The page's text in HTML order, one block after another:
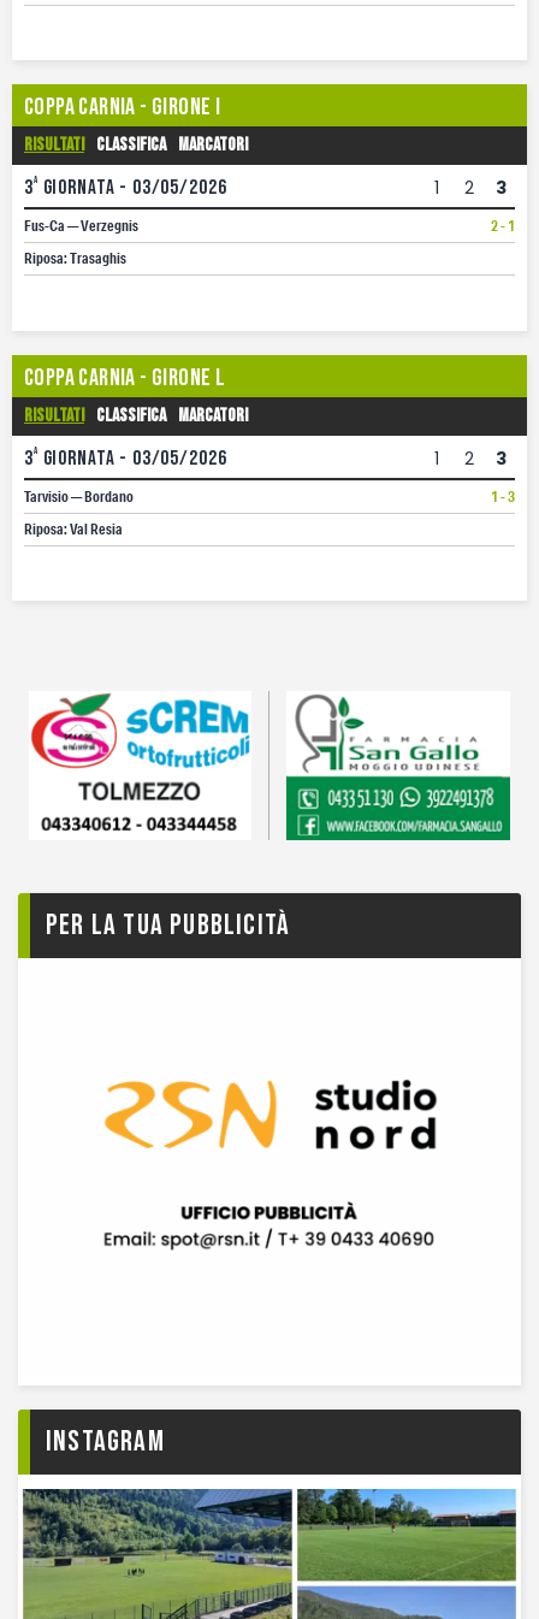
Coppa Carnia - Girone I
Risultati Classifica Marcatori
3a giornata - 03/05/2026 1 2 3
Fus-Ca — Verzegnis
2 - 1
Riposa: Trasaghis
Coppa Carnia - Girone L
Risultati Classifica Marcatori
3a giornata - 03/05/2026 1 2 3
Tarvisio — Bordano
1 - 3
Riposa: Val Resia
Per la tua pubblicità
Instagram